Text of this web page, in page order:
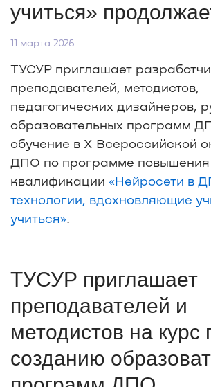
учиться»
11 марта 2026
ТУСУР приглашает
преподавателей, методистов,
педагогических дизайнеров,
образовательных программ
обучение в Х Всероссийской
ДПО по программе повышения
квалификации «Нейросети в
технологии, вдохновляющие
учиться».
ТУСУР приглашает
преподавателей и
методистов на курс
созданию